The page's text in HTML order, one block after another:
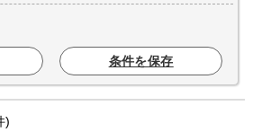
条件を保存
)